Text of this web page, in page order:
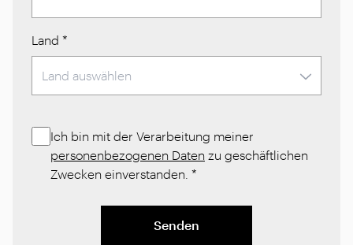
Land *
Ich bin mit der Verarbeitung meiner
personenbezogenen Daten zu geschäftlichen
Zwecken einverstanden. *
Senden